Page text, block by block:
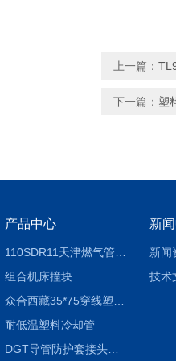
上一篇：
下一篇： 塑
产品中心
组合机床撞块
耐低温塑料冷却管
DGT导管防护套接头形式与参数
新
新闻
技术